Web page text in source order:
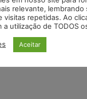
07/08/2026
mantém justa causa
no local
relevante, lembrando
visitas repetidas. Ao
a utilização de TODOS
Aceitar